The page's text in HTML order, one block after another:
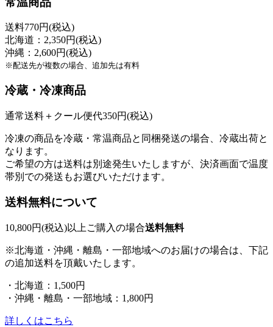
送料770円(税込)
北海道：2,350円(税込)
沖縄：2,600円(税込)
※配送先が複数の場合、追加先は有料
冷蔵・冷凍商品
通常送料＋クール便代350円(税込)
冷凍の商品を冷蔵・常温商品と同梱発送の場合、冷蔵出荷と
なります。
ご希望の方は送料は別途発生いたしますが、決済画面で温度
帯別での発送もお選びいただけます。
送料無料について
10,800円(税込)以上ご購入の場合送料無料
※北海道・沖縄・離島・一部地域へのお届けの場合は、下記
の追加送料を頂戴いたします。
・北海道：1,500円
・沖縄・離島・一部地域：1,800円
詳しくはこちら